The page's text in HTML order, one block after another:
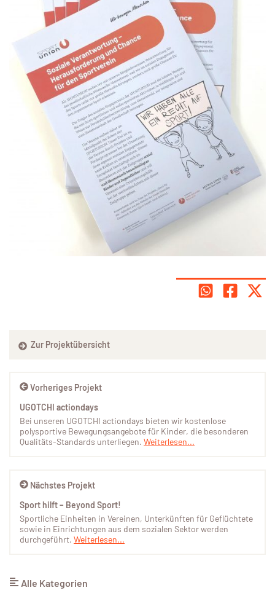
Zur Projektübersicht
Nächstes Projekt
Sport hilft – Beyond Sport!
Sportliche Einheiten in Vereinen, Unterkünften für Geflüchtete
sowie in Einrichtungen aus dem sozialen Sektor werden
durchgeführt. Weiterlesen...
Vorheriges Projekt
UGOTCHI actiondays
Bei unseren UGOTCHI actiondays bieten wir kostenlose
polysportive Bewegungsangebote für Kinder, die besonderen
Qualitäts-Standards unterliegen. Weiterlesen...
Alle Kategorien